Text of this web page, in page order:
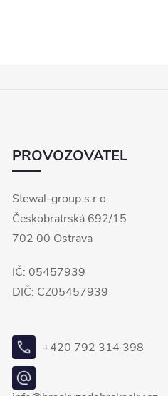
PROVOZOVATEL
Stewal-group s.r.o.
Českobratrská 692/15
702 00 Ostrava
IČ: 05457939
DIČ: CZ05457939
+420 792 314 398